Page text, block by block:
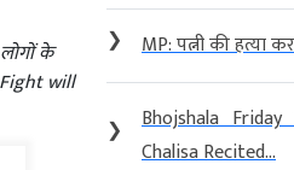
के
Fight will
❯ MP: पत्नी की हत्या
❯
Bhojshala Friday
Chalisa Recited...